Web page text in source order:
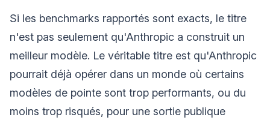
Si les benchmarks rapportés sont exacts, le titre
n'est pas seulement qu'Anthropic a construit un
meilleur modèle. Le véritable titre est qu'Anthropic
pourrait déjà opérer dans un monde où certains
modèles de pointe sont trop performants, ou du
moins trop risqués, pour une sortie publique